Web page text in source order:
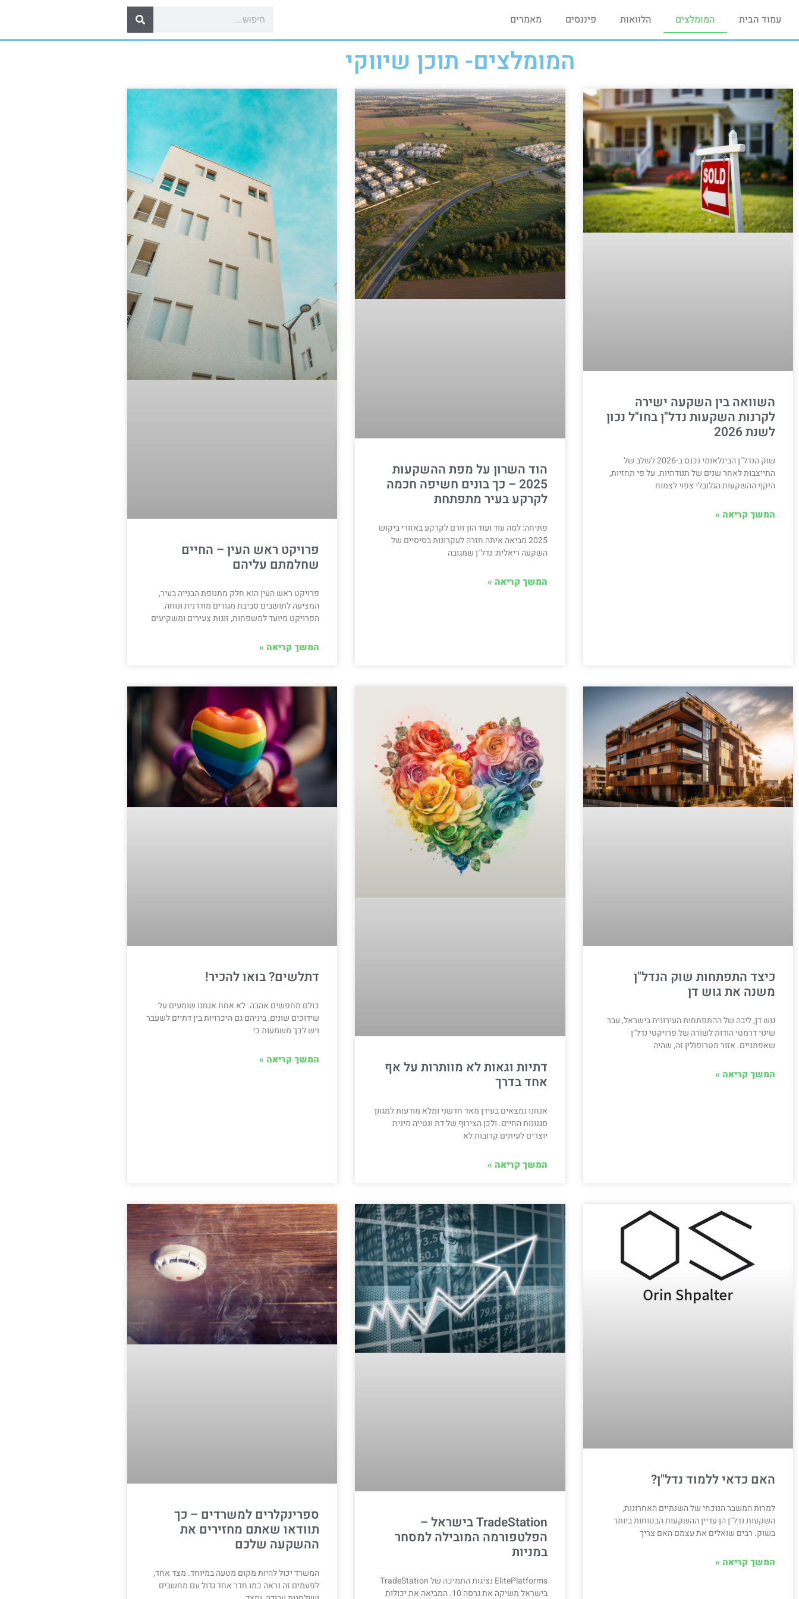
עמוד הבית המומלצים הלוואות פיננסים מאמרים
המומלצים- תוכן שיווקי
השוואה בין השקעה ישירה
לקרנות השקעות נדל"ן בחו"ל נכון
לשנת 2026
שוק הנדל"ן הבינלאומי נכנס ב-2026 לשלב של
התייצבות לאחר שנים של תנודתיות. על פי תחזיות,
היקף ההשקעות הגלובלי צפוי לצמוח
המשך קריאה »
הוד השרון על מפת ההשקעות
2025 – כך בונים חשיפה חכמה
לקרקע בעיר מתפתחת
פתיחה: למה עוד ועוד הון זורם לקרקע באזורי ביקוש
2025 מביאה איתה חזרה לעקרונות בסיסיים של
השקעה ריאלית: נדל"ן שמגובה
המשך קריאה »
פרויקט ראש העין – החיים
שחלמתם עליהם
פרויקט ראש העין הוא חלק מתנופת הבנייה בעיר,
המציעה לתושבים סביבת מגורים מודרנית ונוחה.
הפרויקט מיועד למשפחות, זוגות צעירים ומשקיעים
המשך קריאה »
כיצד התפתחות שוק הנדל"ן
משנה את גוש דן
גוש דן, ליבה של ההתפתחות העירונית בישראל, עבר
שינוי דרמטי הודות לשורה של פרויקטי נדל"ן
שאפתניים. אזור מטרופולין זה, שהיה
המשך קריאה »
דתיות וגאות לא מוותרות על אף
אחד בדרך
אנחנו נמצאים בעידן מאד חדשני ומלא מודעות למגוון
סגנונות החיים. ולכן הצירוף של דת ונטייה מינית
יוצרים לעיתים קרובות לא
המשך קריאה »
דתלשים? בואו להכיר!
כולם מחפשים אהבה. לא אחת אנחנו שומעים על
שידוכים שונים, ביניהם גם היכרויות בין דתיים לשעבר
ויש לכך משמעות כי
המשך קריאה »
האם כדאי ללמוד נדל"ן?
למרות המשבר הנוכחי של השנתיים האחרונות,
השקעות נדל"ן הן עדיין ההשקעות הבטוחות ביותר
בשוק. רבים שואלים את עצמם האם צריך
המשך קריאה »
TradeStation בישראל –
הפלטפורמה המובילה למסחר
במניות
ElitePlatforms נציגות התמיכה של TradeStation
בישראל משיקה את גרסה 10. המביאה את יכולות
ספרינקלרים למשרדים – כך
תוודאו שאתם מחזירים את
ההשקעה שלכם
המשרד יכול להיות מקום מטעה במיוחד. מצד אחד,
לפעמים זה נראה כמו חדר אחד גדול עם מחשבים